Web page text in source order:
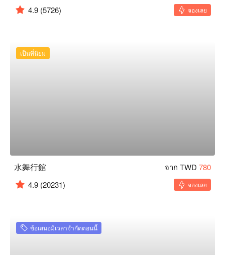
4.9 (5726) จองเลย
เป็นที่นิยม
水舞行館 จาก TWD 780
4.9 (20231) จองเลย
ข้อเสนอมีเวลาจำกัดตอนนี้